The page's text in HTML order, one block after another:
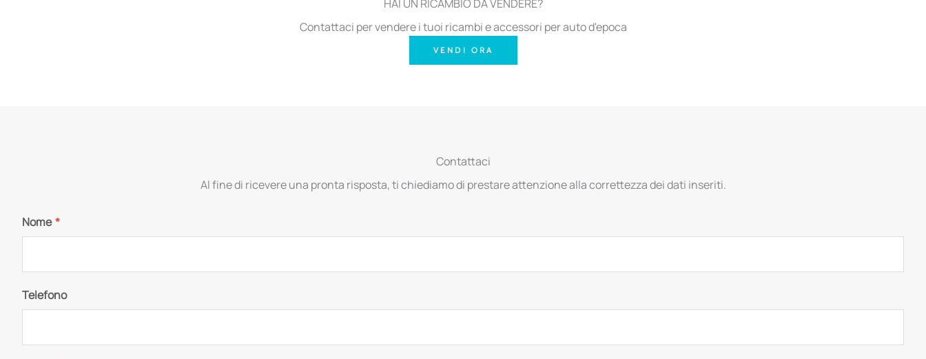
HAI UN RICAMBIO DA VENDERE?
Contattaci per vendere i tuoi ricambi e accessori per auto d'epoca
VENDI ORA
Contattaci
Al fine di ricevere una pronta risposta, ti chiediamo di prestare attenzione alla correttezza dei dati inseriti.
Nome*
Telefono